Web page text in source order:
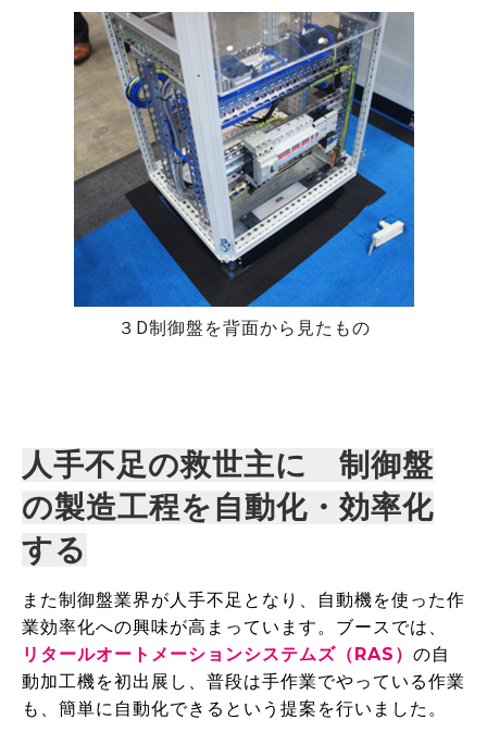
３D制御盤を背面から見たもの
人手不足の救世主に 制御盤
の製造工程を自動化・効率化
する
また制御盤業界が人手不足となり、自動機を使った作
業効率化への興味が高まっています。ブースでは、
リタールオートメーションシステムズ（RAS） の自
動加工機を初出展し、普段は手作業でやっている作業
も、簡単に自動化できるという提案を行いました。